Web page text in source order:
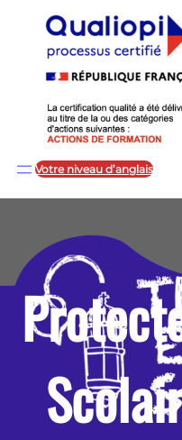
Votre niveau d’anglais